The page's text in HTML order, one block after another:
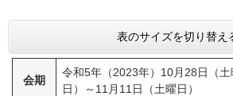
表のサイズを切り替え
会期
令和5年（2023年）10月28日（土
日）～11月11日（土曜日）